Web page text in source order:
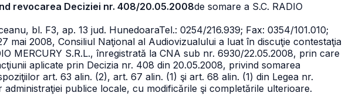
revocarea Deciziei nr. 408/20.05.2008de somare a S.C. RADIO
bl. F3, ap. 13 jud. HunedoaraTel.: 0254/216.939; Fax: 0354/101.010;
mai 2008, Consiliul Naţional al Audiovizualului a luat în discuţie contestaţia
MERCURY S.R.L., înregistrată la CNA sub nr. 6930/22.05.2008, prin care
aplicate prin Decizia nr. 408 din 20.05.2008, privind somarea
art. 63 alin. (2), art. 67 alin. (1) şi art. 68 alin. (1) din Legea nr.
publice locale, cu modificările şi completările ulterioare.